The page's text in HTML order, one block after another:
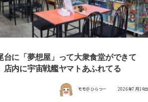
台に「夢想屋」って大衆食堂ができて
店内に宇宙戦艦ヤマトあふれてる
モモ＠ひらつー 2026年7月14日